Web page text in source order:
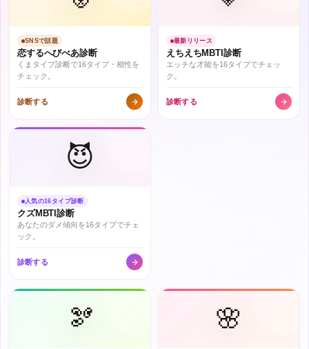
SNSで話題
恋するへびべあ診断
くまタイプ診断で16タイプ・相性を
チェック。
診断する
最新リリース
えちえちMBTI診断
エッチな才能を16タイプでチェッ
ク。
診断する
😈
人気の16タイプ診断
クズMBTI診断
あなたのダメ傾向を16タイプでチェ
ック。
診断する
🫘 🌸